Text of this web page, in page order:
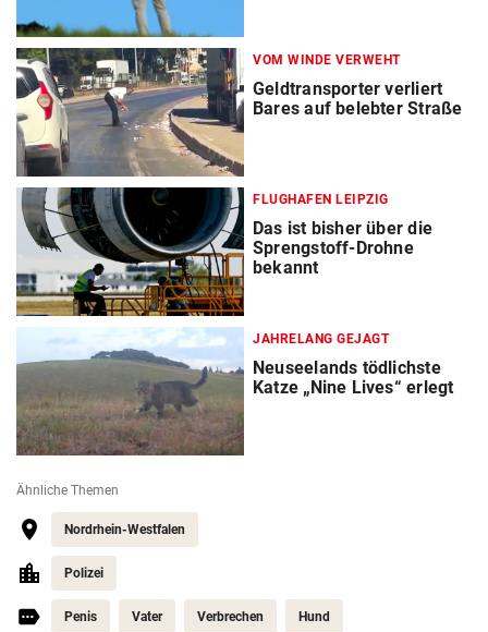
VOM WINDE VERWEHT
Geldtransporter verliert
Bares auf belebter Straße
FLUGHAFEN LEIPZIG
Das ist bisher über die
Sprengstoff-Drohne
bekannt
JAHRELANG GEJAGT
Neuseelands tödlichste
Katze „Nine Lives“ erlegt
Ähnliche Themen
Nordrhein-Westfalen
Polizei
Penis Vater Verbrechen Hund